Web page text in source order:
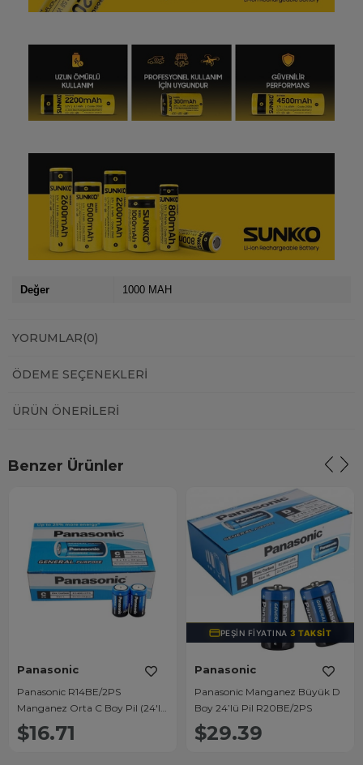
Değer 1000 MAH
YORUMLAR(0)
ÖDEME SEÇENEKLERI
ÜRÜN ÖNERILERI
Benzer Ürünler
Panasonic
Panasonic R14BE/2PS
Manganez Orta C Boy Pil (24'lü
Paket)
$16.71
PEŞIN FIYATINA3 TAKSIT
Panasonic
Panasonic Manganez Büyük D
Boy 24’lü Pil R20BE/2PS
$29.39